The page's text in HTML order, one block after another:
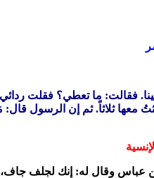
فقالت: ما تعطي؟ فقلت
معها ثلاثاً. ثم إن الرسول
ابن عباس وقال له: إنك لجلف